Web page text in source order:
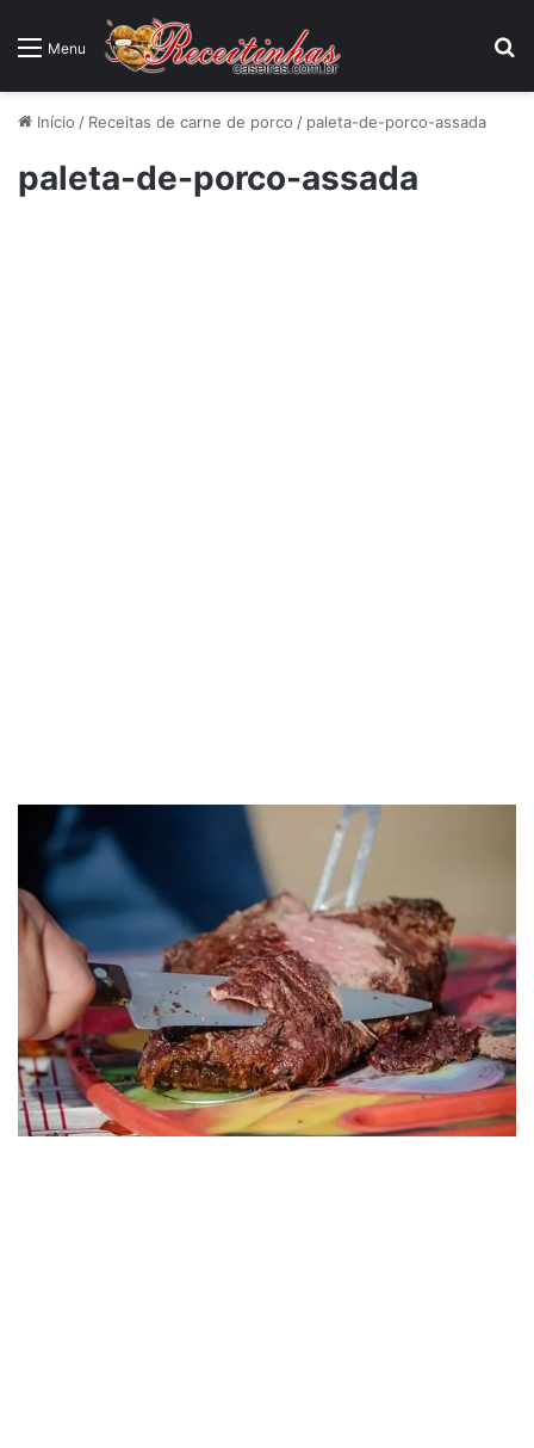
Menu
Início / Receitas de carne de porco / paleta-de-porco-assada
paleta-de-porco-assada